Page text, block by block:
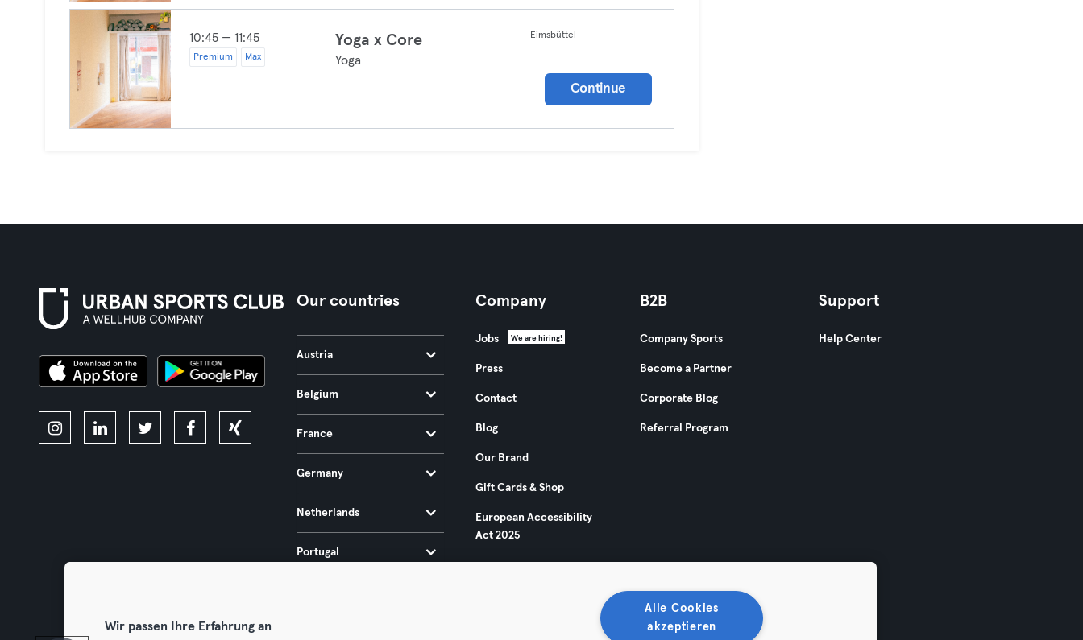
10:45 — 11:45
Premium Max
Yoga x Core
Yoga
Eimsbüttel
Continue
Our countries
Austria
Belgium
France
Germany
Netherlands
Portugal
Company
Jobs We are hiring!
Press
Contact
Blog
Our Brand
Gift Cards & Shop
European Accessibility
Act 2025
B2B
Company Sports
Become a Partner
Corporate Blog
Referral Program
Support
Help Center
Wir passen Ihre Erfahrung an
Alle Cookies
akzeptieren